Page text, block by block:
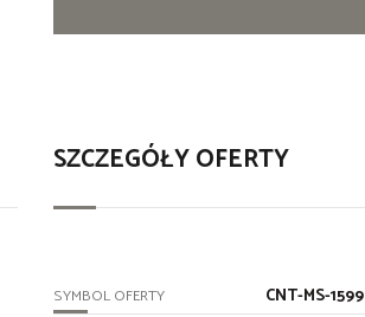
SZCZEGÓŁY OFERTY
SYMBOL OFERTY CNT-MS-1599